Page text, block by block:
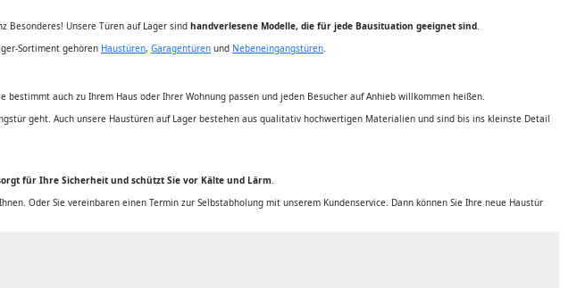
Besonderes! Unsere Türen auf Lager sind handverlesene Modelle, die für jede Bausituation geeignet sind
Sortiment gehören Haustüren, Garagentüren und Nebeneingangstüren
bestimmt auch zu Ihrem Haus oder Ihrer Wohnung passen und jeden Besucher auf Anhieb willkommen heißen.
geht. Auch unsere Haustüren auf Lager bestehen aus qualitativ hochwertigen Materialien und sind bis ins kleinste Detail
für Ihre Sicherheit und schützt Sie vor Kälte und Lärm
Oder Sie vereinbaren einen Termin zur Selbstabholung mit unserem Kundenservice. Dann können Sie Ihre neue Haustür